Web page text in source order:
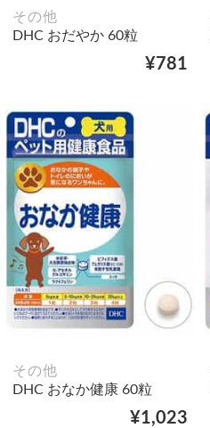
その他
DHC おだやか 60粒
¥781
その他
DHC おなか健康 60粒
¥1,023